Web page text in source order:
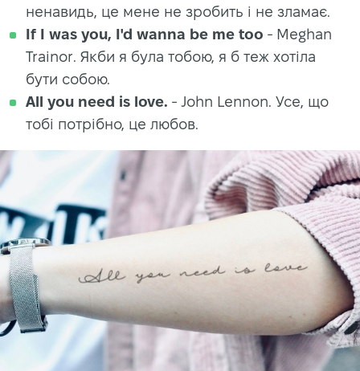
ненавидь, це мене не зробить і не зламає.
If I was you, I'd wanna be me too - Meghan
Trainor. Якби я була тобою, я б теж хотіла
бути собою.
All you need is love. - John Lennon. Усе, що
тобі потрібно, це любов.